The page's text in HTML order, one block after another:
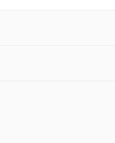
クト生命）
イザー（営業職）